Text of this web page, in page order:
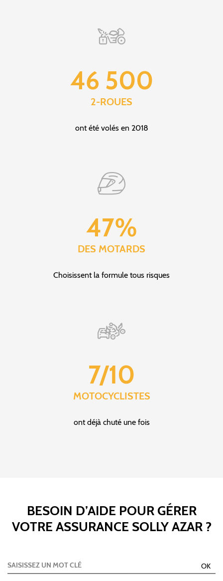
46 500
2-ROUES
ont été volés en 2018
47%
DES MOTARDS
Choisissent la formule tous risques
7/10
MOTOCYCLISTES
ont déjà chuté une fois
BESOIN D’AIDE POUR GÉRER
VOTRE ASSURANCE SOLLY AZAR ?